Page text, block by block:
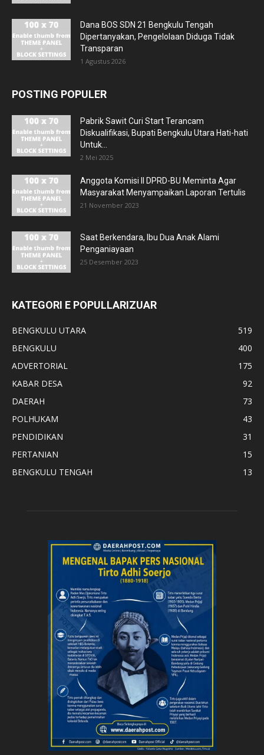
Dana BOS SDN 21 Bengkulu Tengah
Dipertanyakan, Pengelolaan Diduga Tidak
Transparan
1 Agustus 2026
POSTING POPULER
Pabrik Sawit Curi Start Terancam
Diskualifikasi, Bupati Bengkulu Utara Hati-hati
Untuk...
2 Mei 2025
Anggota Komisi II DPRD-BU Meminta Agar
Masyarakat Menyampaikan Laporan Tertulis
21 November 2023
Saat Berkendara, Ibu Dua Anak Alami
Penganiayaan
25 Desember 2023
KATEGORI E POPULLARIZUAR
BENGKULU UTARA
519
BENGKULU
400
ADVERTORIAL
175
KABAR DESA
92
DAERAH
73
POLHUKAM
43
PENDIDIKAN
31
PERTANIAN
15
BENGKULU TENGAH
13